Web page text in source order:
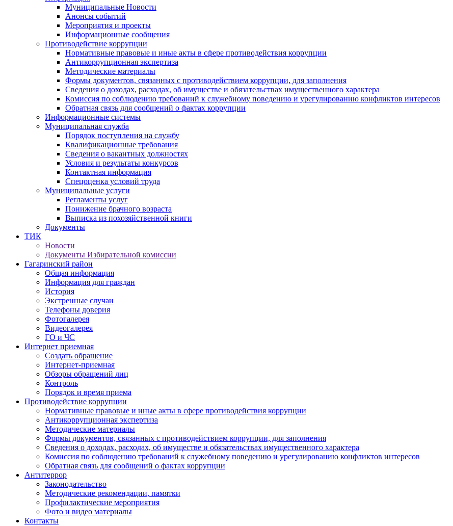
Муниципальные Новости
Анонсы событий
Мероприятия и проекты
Информационные сообщения
Противодействие коррупции
Нормативные правовые и иные акты в сфере противодействия коррупции
Антикоррупционная экспертиза
Методические материалы
Формы документов, связанных с противодействием коррупции, для заполнения
Сведения о доходах, расходах, об имуществе и обязательствах имущественного характера
Комиссия по соблюдению требований к служебному поведению и урегулированию конфликтов интересов
Обратная связь для сообщений о фактах коррупции
Информационные системы
Муниципальная служба
Порядок поступления на службу
Квалификационные требования
Сведения о вакантных должностях
Условия и результаты конкурсов
Контактная информация
Спецоценка условий труда
Муниципальные услуги
Регламенты услуг
Понижение брачного возраста
Выписка из похозяйственной книги
Документы
ТИК
Новости
Документы Избирательной комиссии
Гагаринский район
Общая информация
Информация для граждан
История
Экстренные случаи
Телефоны доверия
Фотогалерея
Видеогалерея
ГО и ЧС
Интернет приемная
Создать обращение
Интернет-приемная
Обзоры обращений лиц
Контроль
Порядок и время приема
Противодействие коррупции
Нормативные правовые и иные акты в сфере противодействия коррупции
Антикоррупционная экспертиза
Методические материалы
Формы документов, связанных с противодействием коррупции, для заполнения
Сведения о доходах, расходах, об имуществе и обязательствах имущественного характера
Комиссия по соблюдению требований к служебному поведению и урегулированию конфликтов интересов
Обратная связь для сообщений о фактах коррупции
Антитеррор
Законодательство
Методические рекомендации, памятки
Профилактические мероприятия
Фото и видео материалы
Контакты